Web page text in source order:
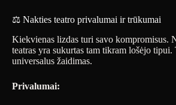
⚖️ Nakties teatro privalumai ir trūkumai
Kiekvienas lizdas turi savo kompromisus.
teatras yra sukurtas tam tikram lošėjo tipui.
universalus žaidimas.
Privalumai: